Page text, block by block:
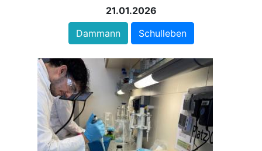
21.01.2026
Dammann
Schulleben